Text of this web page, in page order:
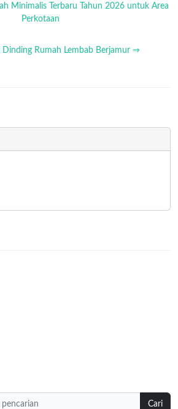
Minimalis Terbaru Tahun 2026 untuk Area
Perkotaan
Dinding Rumah Lembab Berjamur ⇒
Cari